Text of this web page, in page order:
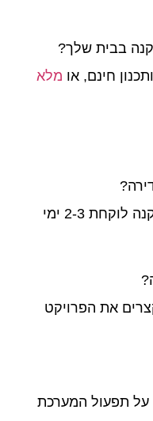
בבית שלך?
חינם, או מלא
בדירה רגילה (3-4 חדרים) ההתקנה לוקחת 2-3 ימי
את הפרויקט
על תפעול המערכת